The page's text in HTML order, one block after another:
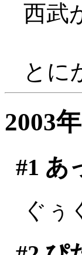
西武
とに
2003
#1 あ
ぐ